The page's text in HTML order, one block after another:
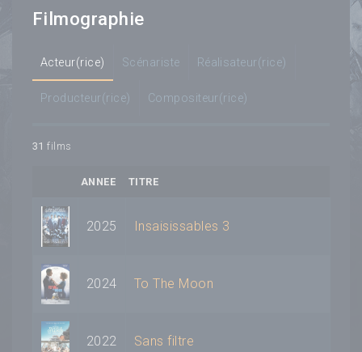
Filmographie
Acteur(rice) Scénariste Réalisateur(rice)
Producteur(rice) Compositeur(rice)
31 films
ANNEE TITRE
2025 Insaisissables 3
2024 To The Moon
2022 Sans filtre